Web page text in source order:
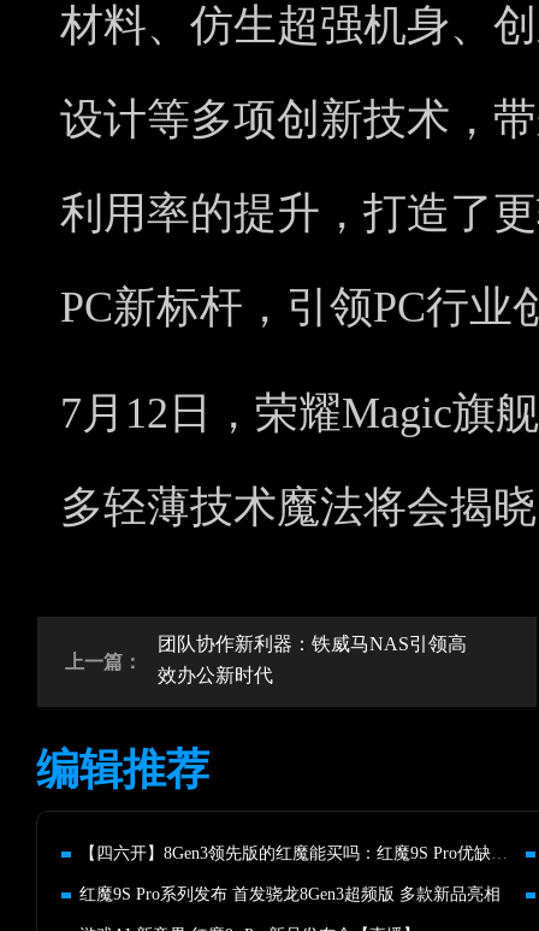
材料、仿生超强机身、
设计等多项创新技术，
利用率的提升，打造了
PC新标杆，引领PC行业
7月12日，荣耀Magic旗
多轻薄技术魔法将会揭
上一篇：
团队协作新利器：铁威马NAS引领高
效办公新时代
编辑推荐
【四六开】8Gen3领先版的红魔能买吗：红魔9S Pro优缺点评
红魔9S Pro系列发布 首发骁龙8Gen3超频版 多款新品亮相